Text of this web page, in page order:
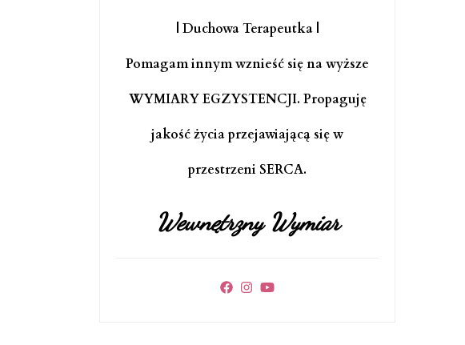
| Duchowa Terapeutka |
Pomagam innym wznieść się na wyższe
WYMIARY EGZYSTENCJI. Propaguję
jakość życia przejawiającą się w
przestrzeni SERCA.
Wewnętrzny Wymiar